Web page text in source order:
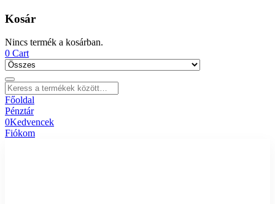
Kosár
Nincs termék a kosárban.
0 Cart
Főoldal
Pénztár
0Kedvencek
Fiókom